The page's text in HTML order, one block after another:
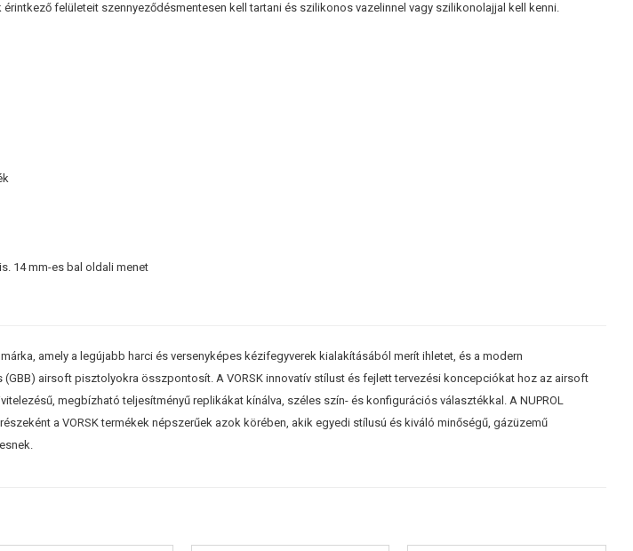
felületeit szennyeződésmentesen kell tartani és szilikonos vazelinnel vagy szilikonolajjal kell kenni.
14 mm-es bal oldali menet
amely a legújabb harci és versenyképes kézifegyverek kialakításából merít ihletet, és a modern
airsoft pisztolyokra összpontosít. A VORSK innovatív stílust és fejlett tervezési koncepciókat hoz az airsoft
megbízható teljesítményű replikákat kínálva, széles szín- és konfigurációs választékkal. A NUPROL
a VORSK termékek népszerűek azok körében, akik egyedi stílusú és kiváló minőségű, gázüzemű